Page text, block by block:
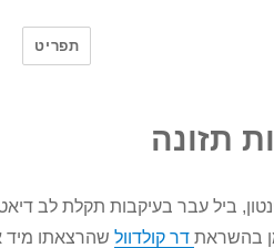
תפריט
ביל עבר בעיקבות תקלת לב דיאטה
דר קולדוולשהרצאתו מיד אח"כ